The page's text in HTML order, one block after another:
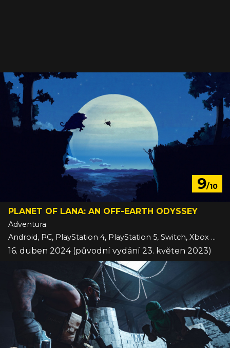
9/10
PLANET OF LANA: AN OFF-EARTH ODYSSEY
Adventura
Android, PC, PlayStation 4, PlayStation 5, Switch, Xbox One, Xbox Series, iOS
16. duben 2024 (původní vydání 23. květen 2023)